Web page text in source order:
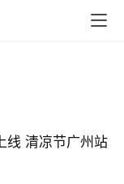
线 清凉节广州站